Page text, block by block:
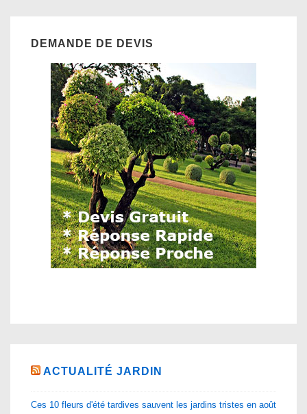
DEMANDE DE DEVIS
ACTUALITÉ JARDIN
Ces 10 fleurs d'été tardives sauvent les jardins tristes en août